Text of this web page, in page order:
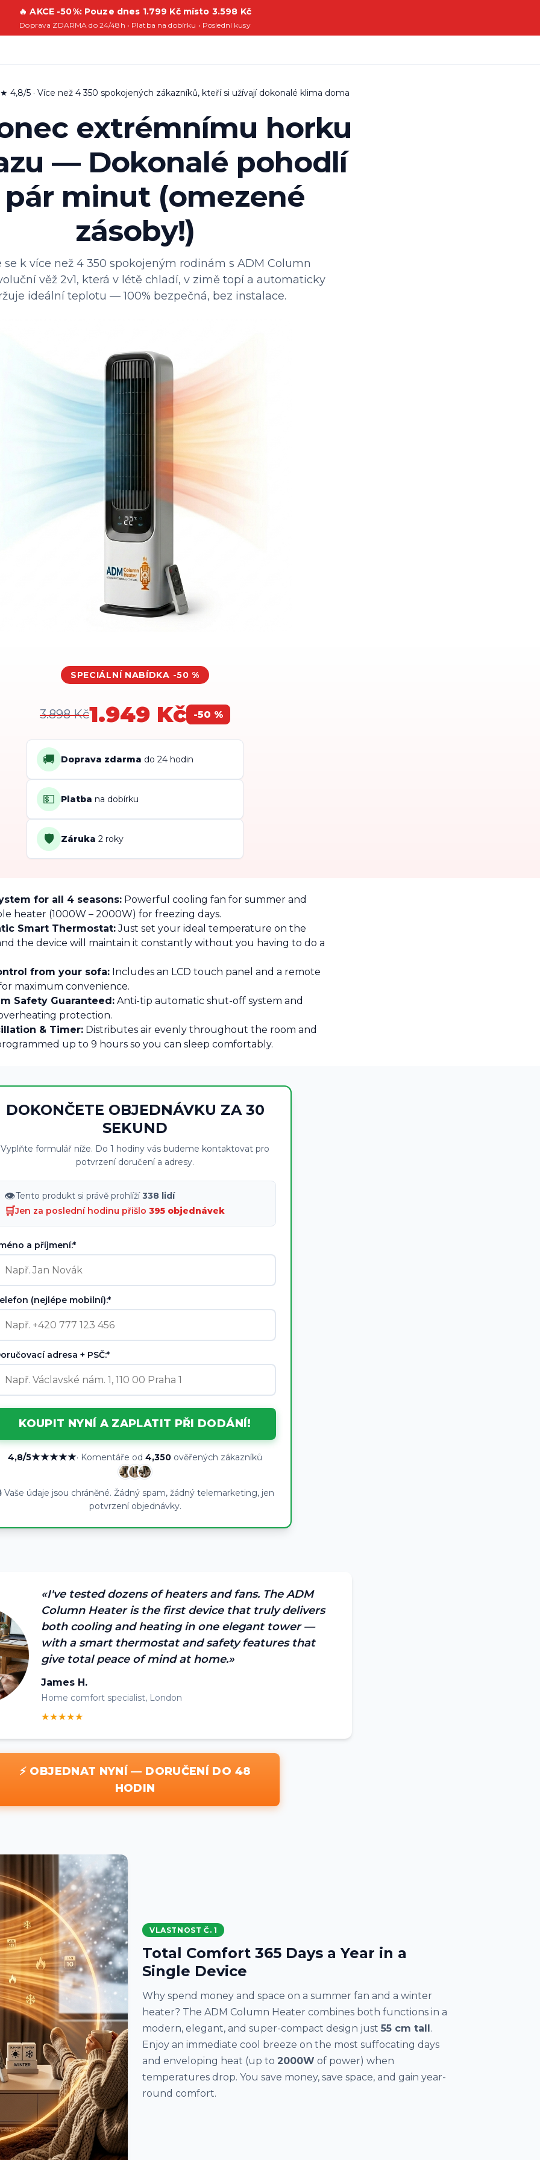
🔥 AKCE -50%: Pouze dnes 1.799 Kč místo 3.598 Kč
Doprava ZDARMA do 24/48h • Platba na dobírku • Poslední kusy
5 · Více než 4 350 spokojených zákazníků, kteří si užívají dokonalé klima doma
extrémnímu horku
— Dokonalé pohodlí
pár minut (omezené
zásoby!)
se k více než 4 350 spokojeným rodinám s ADM Column
věž 2v1, která v létě chladí, v zimě topí a automaticky
ideální teplotu — 100% bezpečná, bez instalace.
SPECIÁLNÍ NABÍDKA -50 %
3.898 Kč1.949 Kč -50 %
🚚 Doprava zdarma do 24 hodin
💵 Platba na dobírku
🛡️ Záruka 2 roky
for all 4 seasons:Powerful cooling fan for summer and
heater (1000W – 2000W) for freezing days.
Smart Thermostat:Just set your ideal temperature on the
the device will maintain it constantly without you having to do a
from your sofa:Includes an LCD touch panel and a remote
maximum convenience.
Safety Guaranteed:Anti-tip automatic shut-off system and
protection.
& Timer:Distributes air evenly throughout the room and
up to 9 hours so you can sleep comfortably.
DOKONČETE OBJEDNÁVKU ZA 30
SEKUND
Vyplňte formulář níže. Do 1 hodiny vás budeme kontaktovat pro
potvrzení doručení a adresy.
👁Tento produkt si právě prohlíží338 lidí
🛒Jen za poslední hodinu přišlo 395 objednávek
a příjmení:*
(nejlépe mobilní):*
adresa + PSČ:*
KOUPIT NYNÍ A ZAPLATIT PŘI DODÁNÍ!
4,8/5★★★★★· Komentáře od 4,350 ověřených zákazníků
Vaše údaje jsou chráněné. Žádný spam, žádný telemarketing, jen
potvrzení objednávky.
«I've tested dozens of heaters and fans. The ADM
Column Heater is the first device that truly delivers
both cooling and heating in one elegant tower —
with a smart thermostat and safety features that
give total peace of mind at home.»
James H.
Home comfort specialist, London
★★★★★
⚡ OBJEDNAT NYNÍ — DORUČENÍ DO 48
HODIN
VLASTNOST Č. 1
Total Comfort 365 Days a Year in a
Single Device
Why spend money and space on a summer fan and a winter
heater? The ADM Column Heater combines both functions in a
modern, elegant, and super-compact design just 55 cm tall.
Enjoy an immediate cool breeze on the most suffocating days
and enveloping heat (up to 2000W of power) when
temperatures drop. You save money, save space, and gain year-
round comfort.